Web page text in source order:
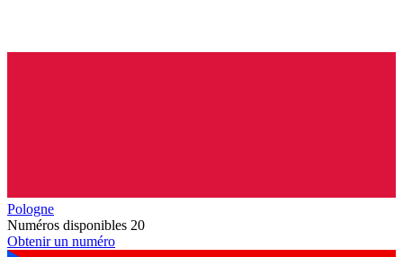
Pologne
Numéros disponibles 20
Obtenir un numéro